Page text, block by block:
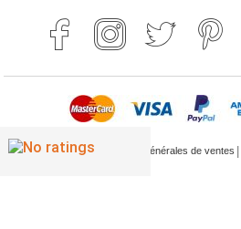
Conditions générales de ventes